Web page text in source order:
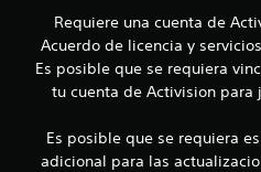
Requiere una cuenta de
Acuerdo de licencia y
Es posible que se requiera
tu cuenta de Activision para
Es posible que se requiera
adicional para las